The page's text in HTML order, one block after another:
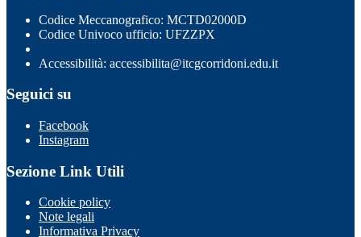
Codice Meccanografico: MCTD02000D
Codice Univoco ufficio: UFZZPX
Accessibilità: accessibilita@itcgcorridoni.edu.it
Seguici su
Facebook
Instagram
Sezione Link Utili
Cookie policy
Note legali
Informativa Privacy